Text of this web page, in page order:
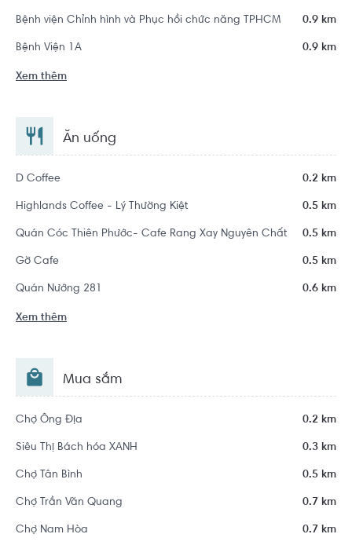
Bệnh viện Chỉnh hình và Phục hồi chức năng TPHCM 0.9 km
Bệnh Viện 1A 0.9 km
Xem thêm
Ăn uống
D Coffee 0.2 km
Highlands Coffee - Lý Thường Kiệt 0.5 km
Quán Cóc Thiên Phước- Cafe Rang Xay Nguyên Chất 0.5 km
Gờ Cafe 0.5 km
Quán Nướng 281 0.6 km
Xem thêm
Mua sắm
Chợ Ông Địa 0.2 km
Siêu Thị Bách hóa XANH 0.3 km
Chợ Tân Bình 0.5 km
Chợ Trần Văn Quang 0.7 km
Chợ Nam Hòa 0.7 km